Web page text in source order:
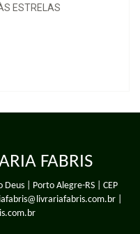
FABRIS
| Porto Alegre-RS | CEP
|